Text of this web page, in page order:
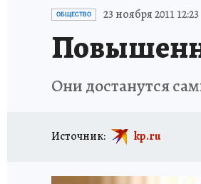
ИСПЫТАНО НА
ОБЩЕСТВО 23 ноября 2011 12:23
Они достанутся
Источник: kp.ru